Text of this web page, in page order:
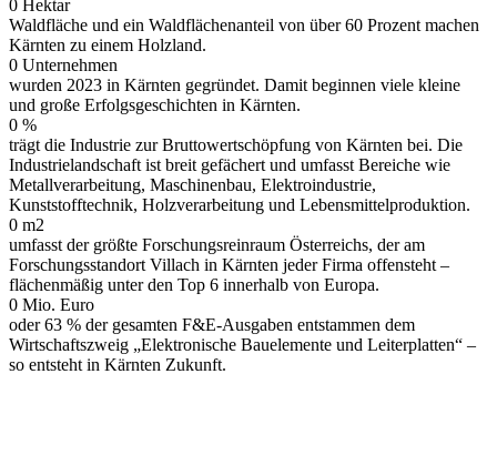
0 Hektar
Waldfläche und ein Waldflächenanteil von über 60 Prozent machen
Kärnten zu einem Holzland.
0 Unternehmen
wurden 2023 in Kärnten gegründet. Damit beginnen viele kleine
und große Erfolgsgeschichten in Kärnten.
0 %
trägt die Industrie zur Bruttowertschöpfung von Kärnten bei. Die
Industrielandschaft ist breit gefächert und umfasst Bereiche wie
Metallverarbeitung, Maschinenbau, Elektroindustrie,
Kunststofftechnik, Holzverarbeitung und Lebensmittelproduktion.
0 m2
umfasst der größte Forschungsreinraum Österreichs, der am
Forschungsstandort Villach in Kärnten jeder Firma offensteht –
flächenmäßig unter den Top 6 innerhalb von Europa.
0 Mio. Euro
oder 63 % der gesamten F&E-Ausgaben entstammen dem
Wirtschaftszweig „Elektronische Bauelemente und Leiterplatten“ –
so entsteht in Kärnten Zukunft.